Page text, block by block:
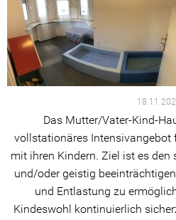
Das Mutter/Vater-Kind-
vollstationäres Intensivangebot
mit ihren Kindern. Ziel ist es den
und/oder geistig
und Entlastung zu
Kindeswohl kontinuierlich